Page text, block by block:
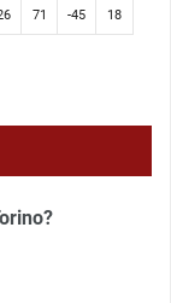
71 -45 18